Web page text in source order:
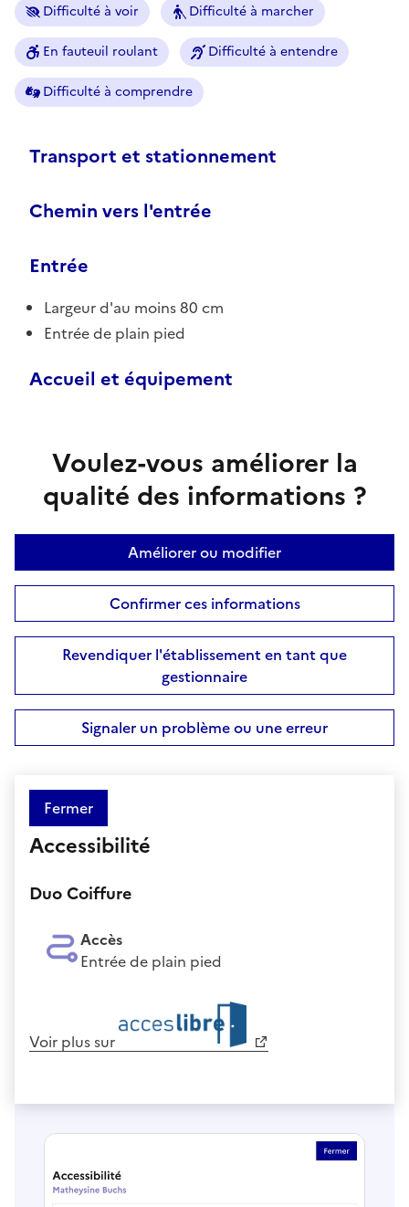
Difficulté à voir Difficulté à marcher
En fauteuil roulant Difficulté à entendre
Difficulté à comprendre
Transport et stationnement
Chemin vers l'entrée
Entrée
Largeur d'au moins 80 cm
Entrée de plain pied
Accueil et équipement
Voulez-vous améliorer la
qualité des informations ?
Améliorer ou modifier
Confirmer ces informations
Revendiquer l'établissement en tant que
gestionnaire
Signaler un problème ou une erreur
Fermer
Accessibilité
Duo Coiffure
Accès
Entrée de plain pied
Voir plus sur